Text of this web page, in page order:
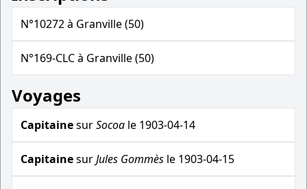
N°10272 à Granville (50)
N°169-CLC à Granville (50)
Voyages
CapitainesurSocoa le 1903-04-14
CapitainesurJules Gommès le 1903-04-15